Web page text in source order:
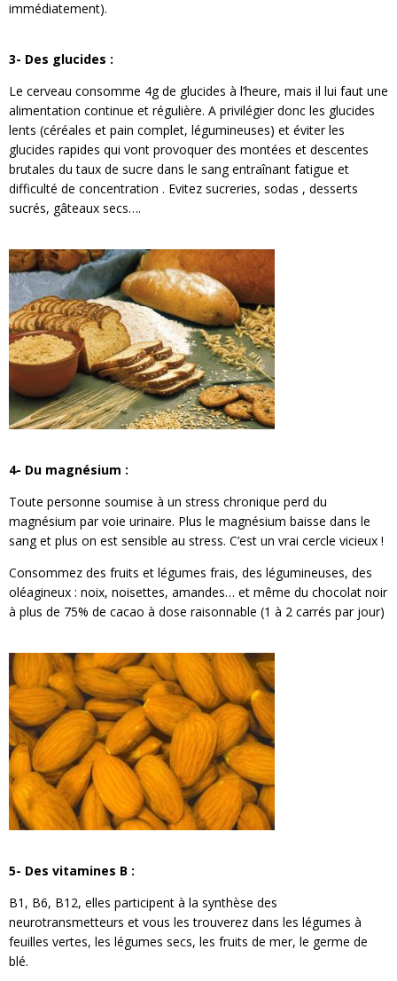
immédiatement).
3- Des glucides :
Le cerveau consomme 4g de glucides à l’heure, mais il lui faut une
alimentation continue et régulière. A privilégier donc les glucides
lents (céréales et pain complet, légumineuses) et éviter les
glucides rapides qui vont provoquer des montées et descentes
brutales du taux de sucre dans le sang entraînant fatigue et
difficulté de concentration . Evitez sucreries, sodas , desserts
sucrés, gâteaux secs….
4- Du magnésium :
Toute personne soumise à un stress chronique perd du
magnésium par voie urinaire. Plus le magnésium baisse dans le
sang et plus on est sensible au stress. C’est un vrai cercle vicieux !
Consommez des fruits et légumes frais, des légumineuses, des
oléagineux : noix, noisettes, amandes… et même du chocolat noir
à plus de 75% de cacao à dose raisonnable (1 à 2 carrés par jour)
5- Des vitamines B :
B1, B6, B12, elles participent à la synthèse des
neurotransmetteurs et vous les trouverez dans les légumes à
feuilles vertes, les légumes secs, les fruits de mer, le germe de
blé.